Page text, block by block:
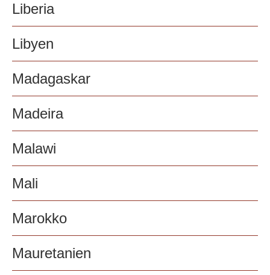
Liberia
Libyen
Madagaskar
Madeira
Malawi
Mali
Marokko
Mauretanien